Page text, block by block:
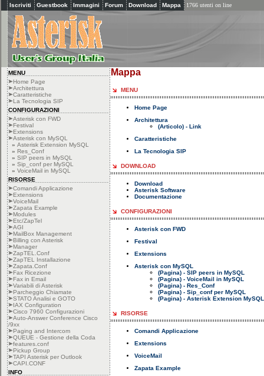
Iscriviti Guestbook Immagini Forum Download Mappa 1766 utenti on line
MENU
Home Page
Architettura
Caratteristiche
La Tecnologia SIP
CONFIGURAZIONI
Asterisk con FWD
Festival
Extensions
Asterisk con MySQL
» Asterisk Extension MySQL
» Res_Conf
» SIP peers in MySQL
» Sip_conf per MySQL
» VoiceMail in MySQL
RISORSE
Comandi Applicazione
Extensions
VoiceMail
Zapata Example
Modules
Etc/ZapTel
AGI
MailBox Management
Billing con Asterisk
Manager
ZapTEL.Conf
ZapTEL Installazione
Zapata.Conf
Fax Ricezione
Fax in Email
Variabili di Asterisk
Parcheggio Chiamate
STATO Analisi e GOTO
IAX Configuration
Cisco 7960 Configurazioni
Auto-Answer Conference Cisco
/9xx
Paging and Intercom
QUEUE - Gestione della Coda
features.conf
Pickup Group
TAPI Asterisk per Outlook
CAPI.CONF
INFO
Mappa
MENU
Home Page
Architettura
(Articolo) - Link
Caratteristiche
La Tecnologia SIP
DOWNLOAD
Download
Asterisk Software
Documentazione
CONFIGURAZIONI
Asterisk con FWD
Festival
Extensions
Asterisk con MySQL
(Pagina) - SIP peers in MySQL
(Pagina) - VoiceMail in MySQL
(Pagina) - Res_Conf
(Pagina) - Sip_conf per MySQL
(Pagina) - Asterisk Extension MySQL
RISORSE
Comandi Applicazione
Extensions
VoiceMail
Zapata Example